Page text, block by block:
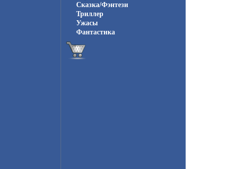
Сказка/Фэнтези
Триллер
Ужасы
Фантастика